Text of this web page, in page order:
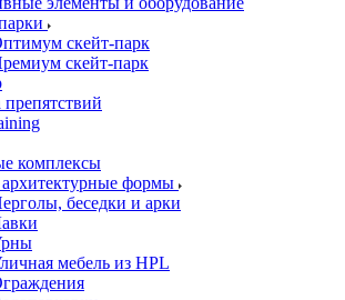
скейт-парк
скейт-парк
комплексы
формы
беседки и арки
мебель из HPL